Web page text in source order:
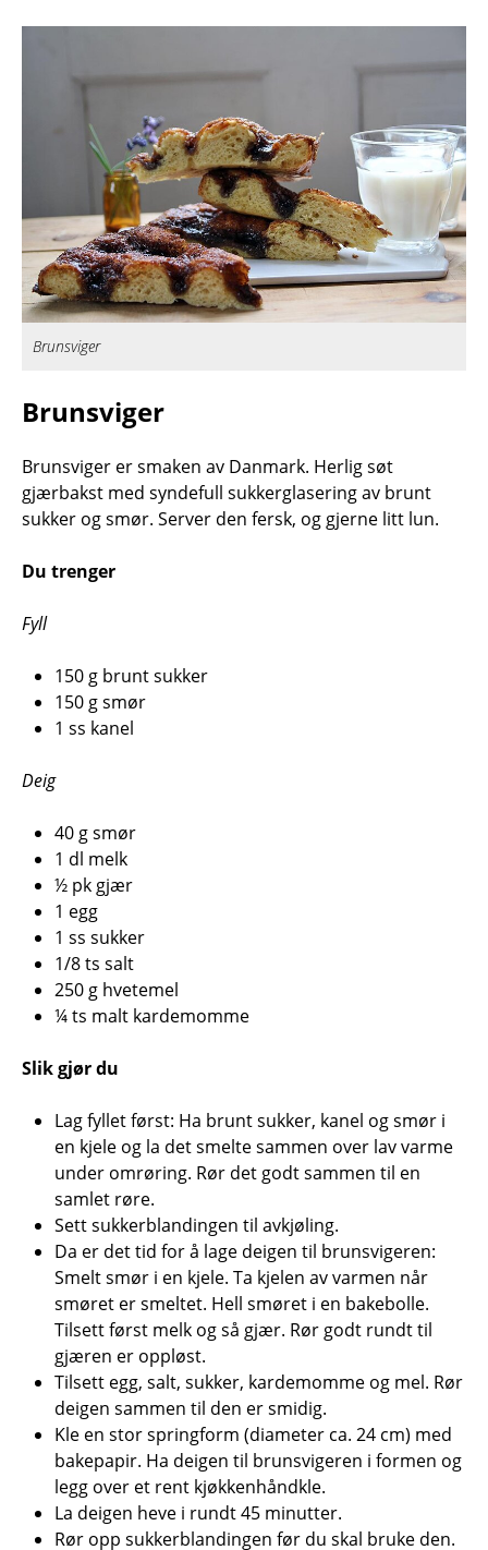
Brunsviger
Brunsviger
Brunsviger er smaken av Danmark. Herlig søt
gjærbakst med syndefull sukkerglasering av brunt
sukker og smør. Server den fersk, og gjerne litt lun.
Du trenger
Fyll
150 g brunt sukker
150 g smør
1 ss kanel
Deig
40 g smør
1 dl melk
½ pk gjær
1 egg
1 ss sukker
1/8 ts salt
250 g hvetemel
¼ ts malt kardemomme
Slik gjør du
Lag fyllet først: Ha brunt sukker, kanel og smør i
en kjele og la det smelte sammen over lav varme
under omrøring. Rør det godt sammen til en
samlet røre.
Sett sukkerblandingen til avkjøling.
Da er det tid for å lage deigen til brunsvigeren:
Smelt smør i en kjele. Ta kjelen av varmen når
smøret er smeltet. Hell smøret i en bakebolle.
Tilsett først melk og så gjær. Rør godt rundt til
gjæren er oppløst.
Tilsett egg, salt, sukker, kardemomme og mel. Rør
deigen sammen til den er smidig.
Kle en stor springform (diameter ca. 24 cm) med
bakepapir. Ha deigen til brunsvigeren i formen og
legg over et rent kjøkkenhåndkle.
La deigen heve i rundt 45 minutter.
Rør opp sukkerblandingen før du skal bruke den.